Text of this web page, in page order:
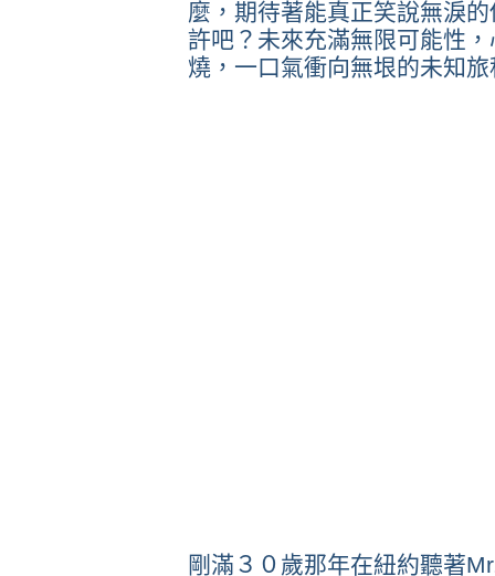
麼，期待著能真正笑說無淚
許吧？未來充滿無限可能性
燒，一口氣衝向無垠的未知
剛滿３０歲那年在紐約聽著